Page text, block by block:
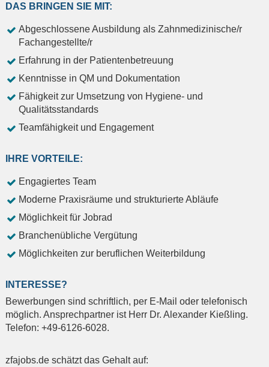
DAS BRINGEN SIE MIT:
Abgeschlossene Ausbildung als Zahnmedizinische/r
Fachangestellte/r
Erfahrung in der Patientenbetreuung
Kenntnisse in QM und Dokumentation
Fähigkeit zur Umsetzung von Hygiene- und
Qualitätsstandards
Teamfähigkeit und Engagement
IHRE VORTEILE:
Engagiertes Team
Moderne Praxisräume und strukturierte Abläufe
Möglichkeit für Jobrad
Branchenübliche Vergütung
Möglichkeiten zur beruflichen Weiterbildung
INTERESSE?
Bewerbungen sind schriftlich, per E-Mail oder telefonisch
möglich. Ansprechpartner ist Herr Dr. Alexander Kießling.
Telefon: +49-6126-6028.
zfajobs.de schätzt das Gehalt auf: